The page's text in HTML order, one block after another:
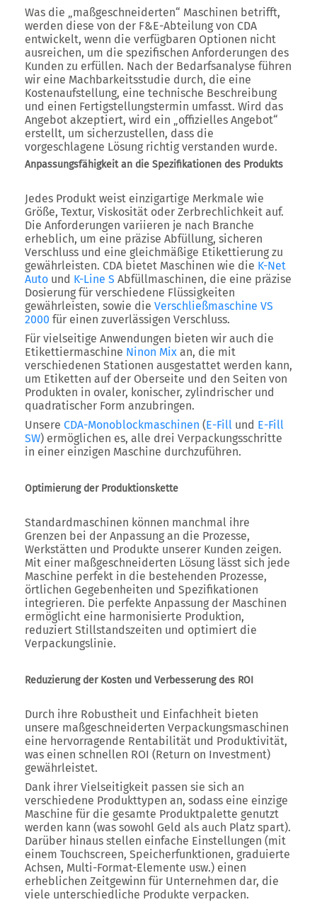
Was die „maßgeschneiderten“ Maschinen betrifft,
werden diese von der F&E-Abteilung von CDA
entwickelt, wenn die verfügbaren Optionen nicht
ausreichen, um die spezifischen Anforderungen des
Kunden zu erfüllen. Nach der Bedarfsanalyse führen
wir eine Machbarkeitsstudie durch, die eine
Kostenaufstellung, eine technische Beschreibung
und einen Fertigstellungstermin umfasst. Wird das
Angebot akzeptiert, wird ein „offizielles Angebot“
erstellt, um sicherzustellen, dass die
vorgeschlagene Lösung richtig verstanden wurde.
Anpassungsfähigkeit an die Spezifikationen des Produkts
Jedes Produkt weist einzigartige Merkmale wie
Größe, Textur, Viskosität oder Zerbrechlichkeit auf.
Die Anforderungen variieren je nach Branche
erheblich, um eine präzise Abfüllung, sicheren
Verschluss und eine gleichmäßige Etikettierung zu
gewährleisten. CDA bietet Maschinen wie die K-Net
Auto und K-Line S Abfüllmaschinen, die eine präzise
Dosierung für verschiedene Flüssigkeiten
gewährleisten, sowie die Verschließmaschine VS
2000 für einen zuverlässigen Verschluss.
Für vielseitige Anwendungen bieten wir auch die
Etikettiermaschine Ninon Mix an, die mit
verschiedenen Stationen ausgestattet werden kann,
um Etiketten auf der Oberseite und den Seiten von
Produkten in ovaler, konischer, zylindrischer und
quadratischer Form anzubringen.
Unsere CDA-Monoblockmaschinen (E-Fill und E-Fill
SW) ermöglichen es, alle drei Verpackungsschritte
in einer einzigen Maschine durchzuführen.
Optimierung der Produktionskette
Standardmaschinen können manchmal ihre
Grenzen bei der Anpassung an die Prozesse,
Werkstätten und Produkte unserer Kunden zeigen.
Mit einer maßgeschneiderten Lösung lässt sich jede
Maschine perfekt in die bestehenden Prozesse,
örtlichen Gegebenheiten und Spezifikationen
integrieren. Die perfekte Anpassung der Maschinen
ermöglicht eine harmonisierte Produktion,
reduziert Stillstandszeiten und optimiert die
Verpackungslinie.
Reduzierung der Kosten und Verbesserung des ROI
Durch ihre Robustheit und Einfachheit bieten
unsere maßgeschneiderten Verpackungsmaschinen
eine hervorragende Rentabilität und Produktivität,
was einen schnellen ROI (Return on Investment)
gewährleistet.
Dank ihrer Vielseitigkeit passen sie sich an
verschiedene Produkttypen an, sodass eine einzige
Maschine für die gesamte Produktpalette genutzt
werden kann (was sowohl Geld als auch Platz spart).
Darüber hinaus stellen einfache Einstellungen (mit
einem Touchscreen, Speicherfunktionen, graduierte
Achsen, Multi-Format-Elemente usw.) einen
erheblichen Zeitgewinn für Unternehmen dar, die
viele unterschiedliche Produkte verpacken.